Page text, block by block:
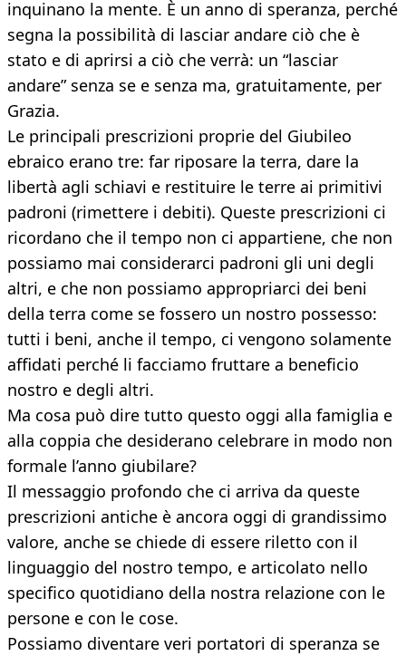
inquinano la mente. È un anno di speranza, perché
segna la possibilità di lasciar andare ciò che è
stato e di aprirsi a ciò che verrà: un “lasciar
andare” senza se e senza ma, gratuitamente, per
Grazia.
Le principali prescrizioni proprie del Giubileo
ebraico erano tre: far riposare la terra, dare la
libertà agli schiavi e restituire le terre ai primitivi
padroni (rimettere i debiti). Queste prescrizioni ci
ricordano che il tempo non ci appartiene, che non
possiamo mai considerarci padroni gli uni degli
altri, e che non possiamo appropriarci dei beni
della terra come se fossero un nostro possesso:
tutti i beni, anche il tempo, ci vengono solamente
affidati perché li facciamo fruttare a beneficio
nostro e degli altri.
Ma cosa può dire tutto questo oggi alla famiglia e
alla coppia che desiderano celebrare in modo non
formale l’anno giubilare?
Il messaggio profondo che ci arriva da queste
prescrizioni antiche è ancora oggi di grandissimo
valore, anche se chiede di essere riletto con il
linguaggio del nostro tempo, e articolato nello
specifico quotidiano della nostra relazione con le
persone e con le cose.
Possiamo diventare veri portatori di speranza se